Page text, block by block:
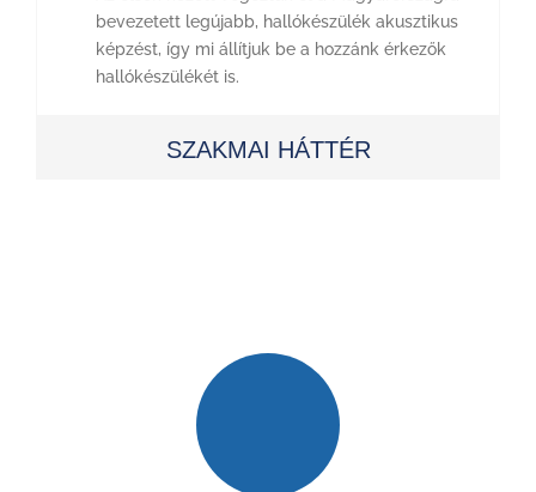
bevezetett legújabb, hallókészülék akusztikus
képzést, így mi állítjuk be a hozzánk érkezők
hallókészülékét is.
SZAKMAI HÁTTÉR